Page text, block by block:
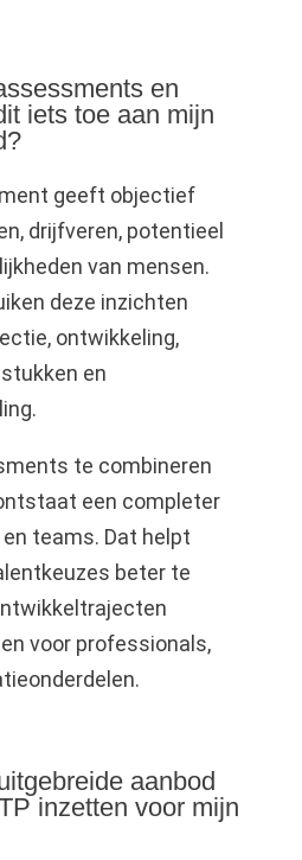
en
iets toe aan mijn
geeft objectief
drijfveren, potentieel
van mensen.
deze inzichten
ontwikkeling,
en
te combineren
een completer
teams. Dat helpt
beter te
voor professionals,
aanbod
inzetten voor mijn